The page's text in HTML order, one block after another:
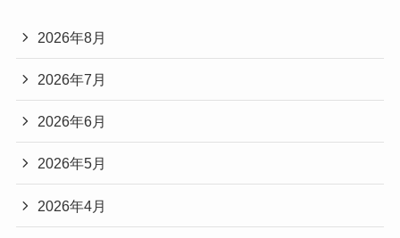
2026年8月
2026年7月
2026年6月
2026年5月
2026年4月